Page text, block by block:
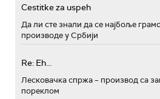
Cestitke za uspeh
Да ли сте знали да се најбоље
производе у Србији
Re: Eh...
Лесковачка спржа – производ са
пореклом